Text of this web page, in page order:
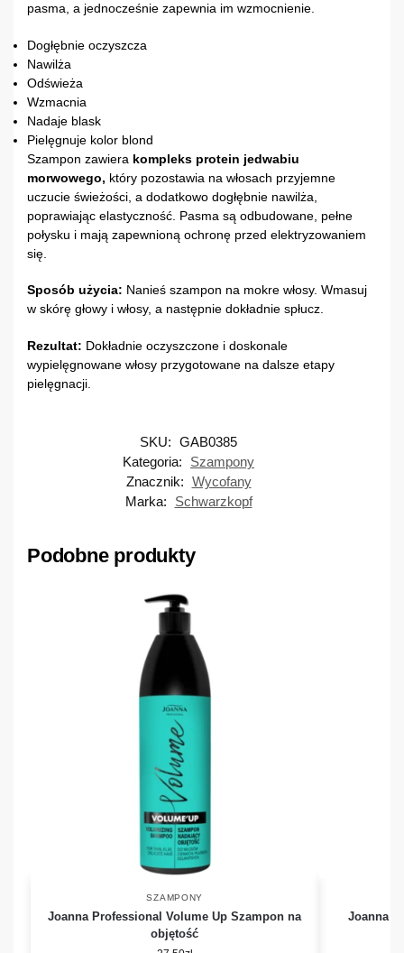
pasma, a jednocześnie zapewnia im wzmocnienie.
Dogłębnie oczyszcza
Nawilża
Odświeża
Wzmacnia
Nadaje blask
Pielęgnuje kolor blond
Szampon zawiera kompleks protein jedwabiu
morwowego, który pozostawia na włosach przyjemne
uczucie świeżości, a dodatkowo dogłębnie nawilża,
poprawiając elastyczność. Pasma są odbudowane, pełne
połysku i mają zapewnioną ochronę przed elektryzowaniem
się.
Sposób użycia: Nanieś szampon na mokre włosy. Wmasuj
w skórę głowy i włosy, a następnie dokładnie spłucz.
Rezultat: Dokładnie oczyszczone i doskonale
wypielęgnowane włosy przygotowane na dalsze etapy
pielęgnacji.
SKU: GAB0385
Kategoria:
Szampony
Znacznik: Wycofany
Marka:
Schwarzkopf
Podobne produkty
SZAMPONY
Joanna Professional Volume Up Szampon na
objętość
Joanna